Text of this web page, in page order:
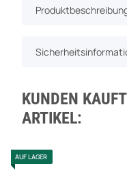
KUNDEN
ARTIKEL:
AUF LAGER